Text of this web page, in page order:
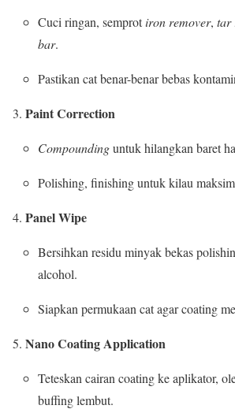
Cuci ringan, semprotiron remover, tar
bar.
Pastikan cat benar-benar bebas
Paint Correction
Compoundinguntuk hilangkan baret
Polishing, finishing untuk kilau
Panel Wipe
Bersihkan residu minyak bekas
alcohol.
Siapkan permukaan cat agar coating
Nano Coating Application
Teteskan cairan coating ke aplikator,
buffing lembut.